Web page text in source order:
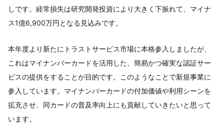
しです。経常損失は研究開発投資により大きく下振れて、マイナ
ス1億6,900万円となる見込みです。
本年度より新たにトラストサービス市場に本格参入しましたが、
これはマイナンバーカードを活用した、簡易かつ確実な認証サー
ビスの提供をすることが目的です。このようなことで新規事業に
参入しています。マイナンバーカードの付加価値や利用シーンを
拡充させ、同カードの普及率向上にも貢献していきたいと思って
います。